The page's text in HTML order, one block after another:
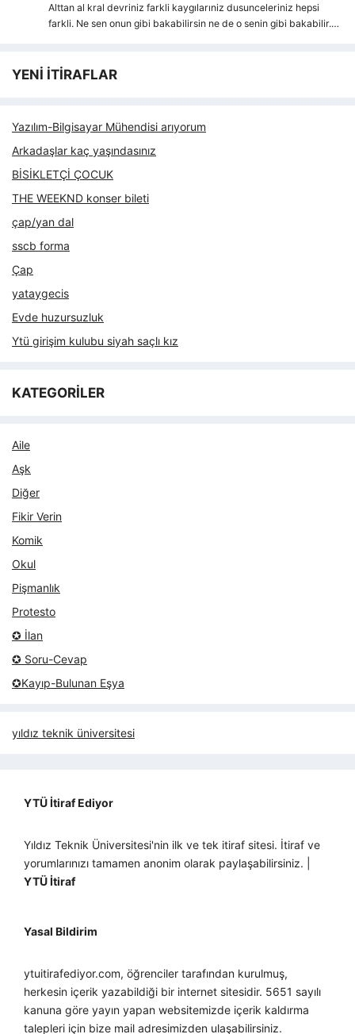
Alttan al kral devriniz farkli kaygılarıniz dusunceleriniz hepsi
farkli. Ne sen onun gibi bakabilirsin ne de o senin gibi bakabilir.…
YENİ İTİRAFLAR
Yazılım-Bilgisayar Mühendisi arıyorum
Arkadaşlar kaç yaşındasınız
BİSİKLETÇİ ÇOCUK
THE WEEKND konser bileti
çap/yan dal
sscb forma
Çap
yataygecis
Evde huzursuzluk
Ytü girişim kulubu siyah saçlı kız
KATEGORİLER
Aile
Aşk
Diğer
Fikir Verin
Komik
Okul
Pişmanlık
Protesto
✪ İlan
✪ Soru-Cevap
✪Kayıp-Bulunan Eşya
yıldız teknik üniversitesi
YTÜ İtiraf Ediyor
Yıldız Teknik Üniversitesi'nin ilk ve tek itiraf sitesi. İtiraf ve
yorumlarınızı tamamen anonim olarak paylaşabilirsiniz. |
YTÜ İtiraf
Yasal Bildirim
ytuitirafediyor.com, öğrenciler tarafından kurulmuş,
herkesin içerik yazabildiği bir internet sitesidir. 5651 sayılı
kanuna göre yayın yapan websitemizde içerik kaldırma
talepleri için bize mail adresimizden ulaşabilirsiniz.